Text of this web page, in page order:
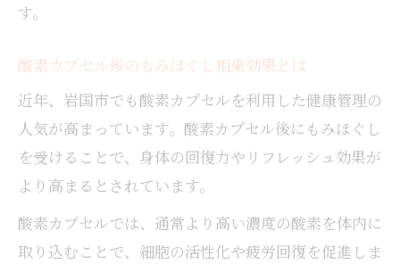
す。
酸素カプセル後のもみほぐし相乗効果とは
近年、岩国市でも酸素カプセルを利用した健康管理の
人気が高まっています。酸素カプセル後にもみほぐし
を受けることで、身体の回復力やリフレッシュ効果が
より高まるとされています。
酸素カプセルでは、通常より高い濃度の酸素を体内に
取り込むことで、細胞の活性化や疲労回復を促進しま